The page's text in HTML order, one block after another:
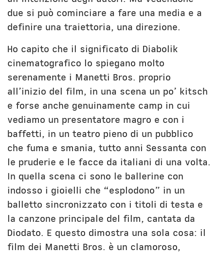
due si può cominciare a fare una media e a
definire una traiettoria, una direzione.
Ho capito che il significato di Diabolik
cinematografico lo spiegano molto
serenamente i Manetti Bros. proprio
all’inizio del film, in una scena un po’ kitsch
e forse anche genuinamente camp in cui
vediamo un presentatore magro e con i
baffetti, in un teatro pieno di un pubblico
che fuma e smania, tutto anni Sessanta con
le pruderie e le facce da italiani di una volta.
In quella scena ci sono le ballerine con
indosso i gioielli che “esplodono” in un
balletto sincronizzato con i titoli di testa e
la canzone principale del film, cantata da
Diodato. E questo dimostra una sola cosa: il
film dei Manetti Bros. è un clamoroso,